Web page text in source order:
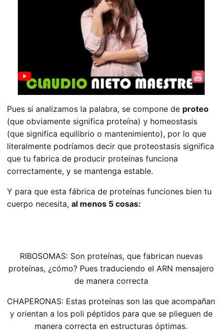
Pues si analizamos la palabra, se compone de proteo
(que obviamente significa proteína) y homeostasis
(que significa equilibrio o mantenimiento), por lo que
literalmente podríamos decir que proteostasis significa
que tu fabrica de producir proteínas funciona
correctamente, y se mantenga estable.
Y para que esta fábrica de proteínas funciones bien tu
cuerpo necesita, al menos 5 cosas:
RIBOSOMAS: Son proteínas, que fabrican nuevas
proteínas, ¿cómo? Pues traduciendo el ARN mensajero
de manera correcta
CHAPERONAS: Estas proteínas son las que acompañan
y orientan a los poli péptidos para que se plieguen de
manera correcta en estructuras óptimas.